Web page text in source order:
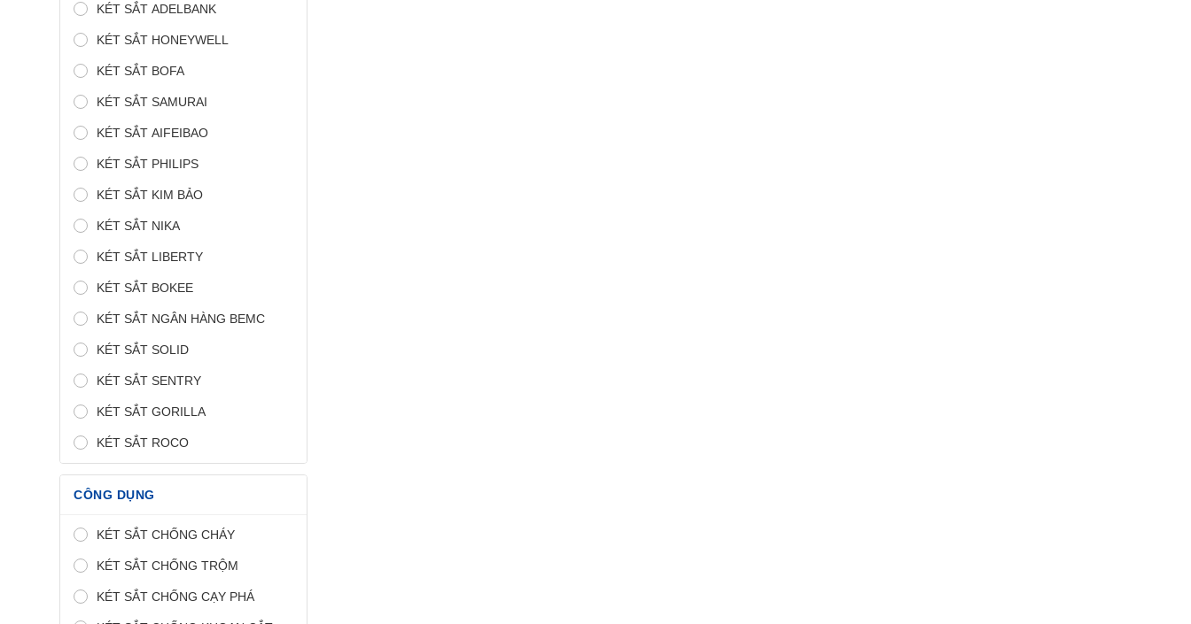
KÉT SẮT ADELBANK
KÉT SẮT HONEYWELL
KÉT SẮT BOFA
KÉT SẮT SAMURAI
KÉT SẮT AIFEIBAO
KÉT SẮT PHILIPS
KÉT SẮT KIM BẢO
KÉT SẮT NIKA
KÉT SẮT LIBERTY
KÉT SẮT BOKEE
KÉT SẮT NGÂN HÀNG BEMC
KÉT SẮT SOLID
KÉT SẮT SENTRY
KÉT SẮT GORILLA
KÉT SẮT ROCO
CÔNG DỤNG
KÉT SẮT CHỐNG CHÁY
KÉT SẮT CHỐNG TRỘM
KÉT SẮT CHỐNG CẠY PHÁ